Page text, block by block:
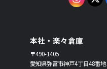
本社・楽々倉庫
〒490-1405
愛知県弥富市神戸4丁目48番地